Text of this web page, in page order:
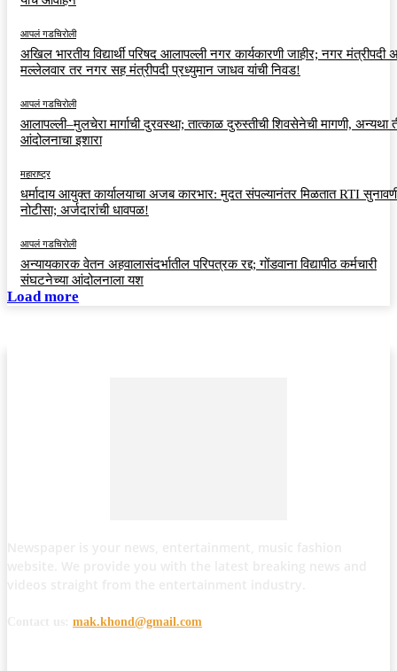
आपलं गडचिरोली
अखिल भारतीय विद्यार्थी परिषद आलापल्ली नगर कार्यकारणी जाहीर; नगर मंत्रीपदी
मल्लेलवार तर नगर सह मंत्रीपदी प्रध्युमान जाधव यांची निवड!
आपलं गडचिरोली
आलापल्ली–मुलचेरा मार्गाची दुरवस्था; तात्काळ दुरुस्तीची शिवसेनेची मागणी, अन्यथा
आंदोलनाचा इशारा
महाराष्ट्र
धर्मादाय आयुक्त कार्यालयाचा अजब कारभार: मुदत संपल्यानंतर मिळतात RTI
नोटीसा; अर्जदारांची धावपळ!
आपलं गडचिरोली
अन्यायकारक वेतन अहवालासंदर्भातील परिपत्रक रद्द; गोंडवाना विद्यापीठ कर्मचारी
संघटनेच्या आंदोलनाला यश
Load more
mak.khond@gmail.com